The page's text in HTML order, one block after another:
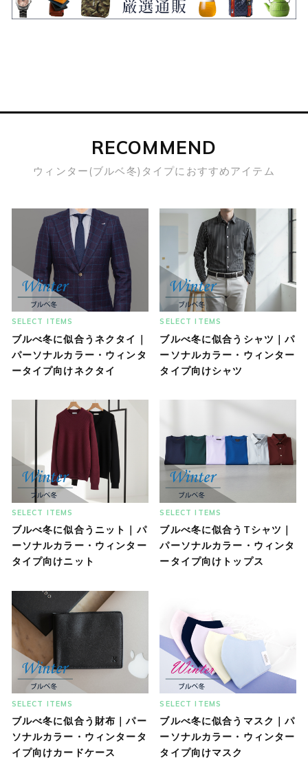
RECOMMEND
ウィンター(ブルベ冬)タイプにおすすめアイテム
SELECT ITEMS
ブルべ冬に似合うネクタイ｜
パーソナルカラー・ウィンタ
ータイプ向けネクタイ
SELECT ITEMS
ブルべ冬に似合うシャツ｜パ
ーソナルカラー・ウィンター
タイプ向けシャツ
SELECT ITEMS
ブルべ冬に似合うニット｜パ
ーソナルカラー・ウィンター
タイプ向けニット
SELECT ITEMS
ブルべ冬に似合うTシャツ｜
パーソナルカラー・ウィンタ
ータイプ向けトップス
SELECT ITEMS
ブルべ冬に似合う財布｜パー
ソナルカラー・ウィンタータ
イプ向けカードケース
SELECT ITEMS
ブルべ冬に似合うマスク｜パ
ーソナルカラー・ウィンター
タイプ向けマスク